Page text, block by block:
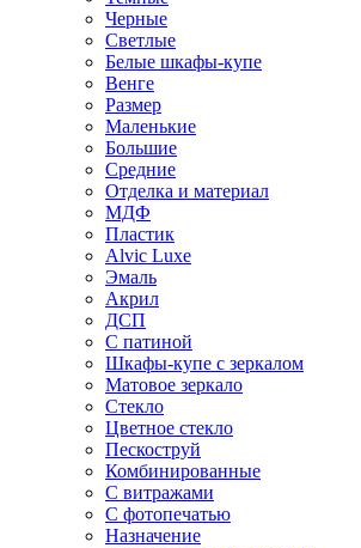
Черные
Светлые
Белые шкафы-купе
Венге
Размер
Маленькие
Большие
Средние
Отделка и материал
МДФ
Пластик
Alvic Luxe
Эмаль
Акрил
ДСП
С патиной
Шкафы-купе с зеркалом
Матовое зеркало
Стекло
Цветное стекло
Пескоструй
Комбинированные
С витражами
С фотопечатью
Назначение